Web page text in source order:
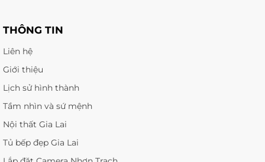
THÔNG TIN
Liên hệ
Giới thiệu
Lịch sử hình thành
Tầm nhìn và sứ mệnh
Nội thất Gia Lai
Tủ bếp đẹp Gia Lai